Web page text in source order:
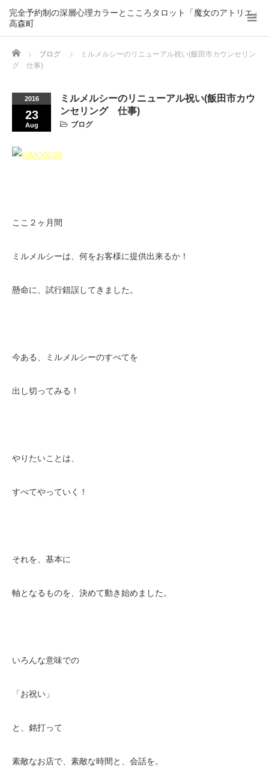
完全予約制の深層心理カラーとこころタロット「魔女のアトリエ」
高森町
Home ブログ
ミルメルシーのリニューアル祝い(飯田市カウンセリン
グ 仕事)
2016
23
Aug
ミルメルシーのリニューアル祝い(飯田市カウ
ンセリング 仕事)
ブログ
ここ２ヶ月間
ミルメルシーは、何をお客様に提供出来るか！
懸命に、試行錯誤してきました。
今ある、ミルメルシーのすべてを
出し切ってみる！
やりたいことは、
すべてやっていく！
それを、基本に
軸となるものを、決めて動き始めました。
いろんな意味での
「お祝い」
と、銘打って
素敵なお店で、素敵な時間と、会話を。